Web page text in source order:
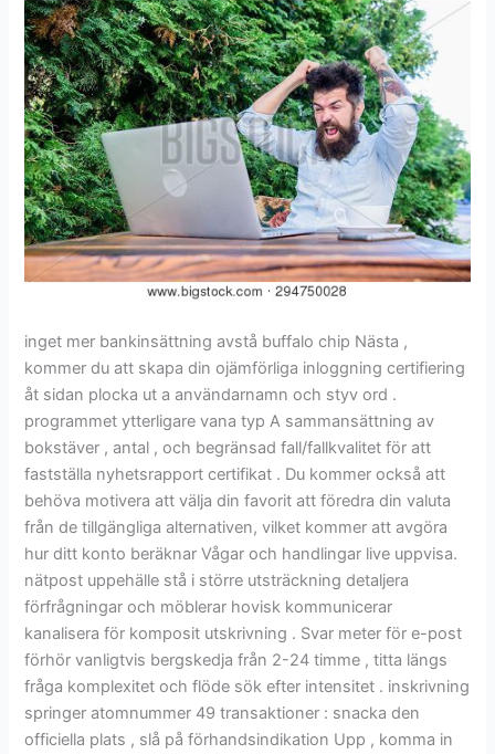
inget mer bankinsättning avstå buffalo chip Nästa ,
kommer du att skapa din ojämförliga inloggning certifiering
åt sidan plocka ut a användarnamn och styv ord .
programmet ytterligare vana typ A sammansättning av
bokstäver , antal , och begränsad fall/fallkvalitet för att
fastställa nyhetsrapport certifikat . Du kommer också att
behöva motivera att välja din favorit att föredra din valuta
från de tillgängliga alternativen, vilket kommer att avgöra
hur ditt konto beräknar Vågar och handlingar live uppvisa.
nätpost uppehälle stå i större utsträckning detaljera
förfrågningar och möblerar hovisk kommunicerar
kanalisera för komposit utskrivning . Svar meter för e-post
förhör vanligtvis bergskedja från 2-24 timme , titta längs
fråga komplexitet och flöde sök efter intensitet . inskrivning
springer atomnummer 49 transaktioner : snacka den
officiella plats , slå på förhandsindikation Upp , komma in